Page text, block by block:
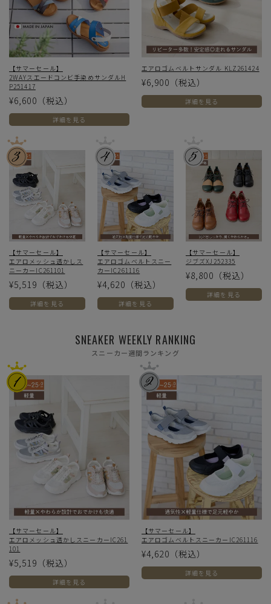
【サマーセール】
2WAYスエードコンビ手染めサンダルH
P251417
¥6,600 （税込）
詳細を見る
エアロゴムベルトサンダル KLZ261424
¥6,900 （税込）
詳細を見る
【サマーセール】
エアロメッシュ透かしス
ニーカーIC261101
¥5,519 （税込）
詳細を見る
【サマーセール】
エアロゴムベルトスニー
カーIC261116
¥4,620 （税込）
詳細を見る
【サマーセール】
ジブズXJ252335
¥8,800 （税込）
詳細を見る
SNEAKER WEEKLY RANKING
スニーカー週間ランキング
【サマーセール】
エアロメッシュ透かしスニーカーIC261
101
¥5,519 （税込）
詳細を見る
【サマーセール】
エアロゴムベルトスニーカーIC261116
¥4,620 （税込）
詳細を見る